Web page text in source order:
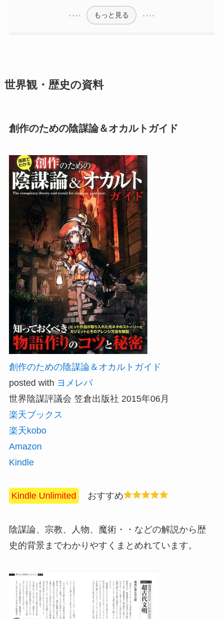
もっと見る
世界観・歴史の資料
創作のための陰謀論＆オカルトガイド
創作のための陰謀論＆オカルトガイド
posted with ヨメレバ
世界陰謀評議会 笠倉出版社 2015年06月
楽天ブックス
楽天kobo
Amazon
Kindle
Kindle Unlimited おすすめ
陰謀論、宗教、人物、魔術・・などの解説から歴
史的背景までわかりやすくまとめれています。